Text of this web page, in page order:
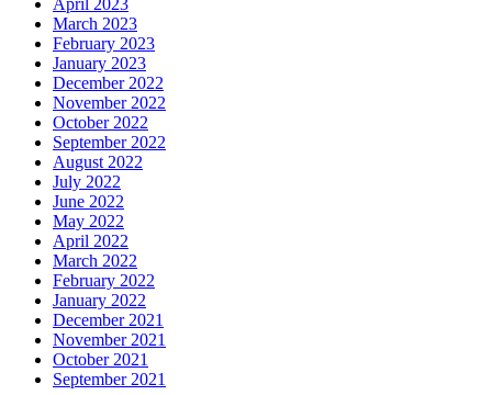
April 2023
March 2023
February 2023
January 2023
December 2022
November 2022
October 2022
September 2022
August 2022
July 2022
June 2022
May 2022
April 2022
March 2022
February 2022
January 2022
December 2021
November 2021
October 2021
September 2021